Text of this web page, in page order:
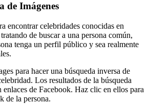
de Imágenes
encontrar celebridades conocidas en
de buscar a una persona común,
tenga un perfil público y sea realmente
para hacer una búsqueda inversa de
Los resultados de la búsqueda
enlaces de Facebook. Haz clic en ellos para
de la persona.